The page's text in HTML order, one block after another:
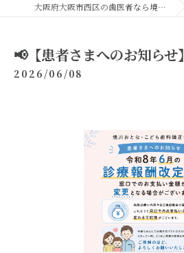
大阪府大阪市西区の歯医者なら境川おとな・こども歯科 矯正歯科
📢【患者さまへのお知らせ】
2026/06/08